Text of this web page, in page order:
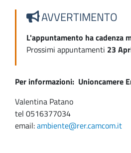
AVVERTIMENTO
L'appuntamento ha cadenza
Prossimi appuntamenti 23
Per informazioni: Unioncamere
Valentina Patano
tel 0516377034
email:ambiente@rer.camcom.it